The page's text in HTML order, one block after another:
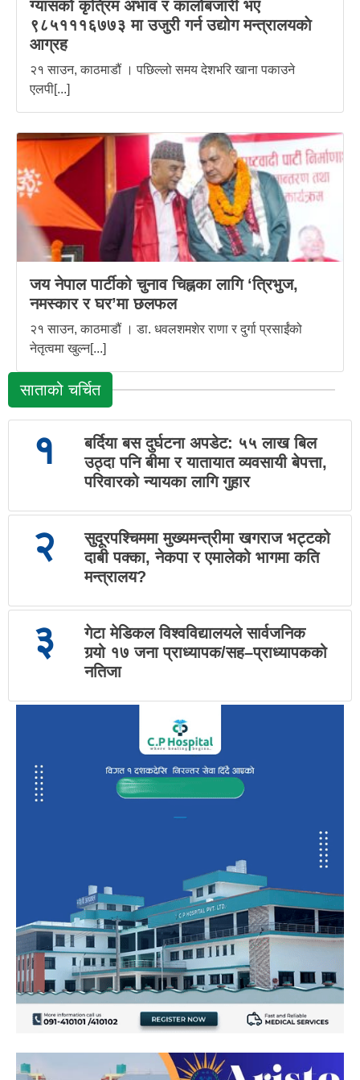
ग्यासको कृत्रिम अभाव र कालोबजारी भए
९८५१११६७७३ मा उजुरी गर्न उद्योग मन्त्रालयकाे
आग्रह
२१ साउन, काठमाडौं । पछिल्लो समय देशभरि खाना पकाउने
एलपी[...]
जय नेपाल पार्टीको चुनाव चिह्नका लागि ‘त्रिभुज,
नमस्कार र घर’मा छलफल
२१ साउन, काठमाडौं । डा. धवलशमशेर राणा र दुर्गा प्रसाईंको
नेतृत्वमा खुल्न[...]
साताको चर्चित
१
बर्दिया बस दुर्घटना अपडेट: ५५ लाख बिल
उठ्दा पनि बीमा र यातायात व्यवसायी बेपत्ता,
परिवारको न्यायका लागि गुहार
२
सुदूरपश्चिममा मुख्यमन्त्रीमा खगराज भट्टको
दाबी पक्का, नेकपा र एमालेको भागमा कति
मन्त्रालय?
३
गेटा मेडिकल विश्वविद्यालयले सार्वजनिक
गर्‍यो १७ जना प्राध्यापक/सह–प्राध्यापकको
नतिजा